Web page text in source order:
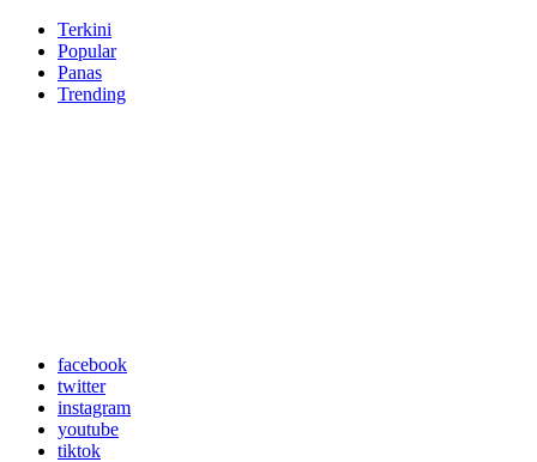
Terkini
Popular
Panas
Trending
facebook
twitter
instagram
youtube
tiktok